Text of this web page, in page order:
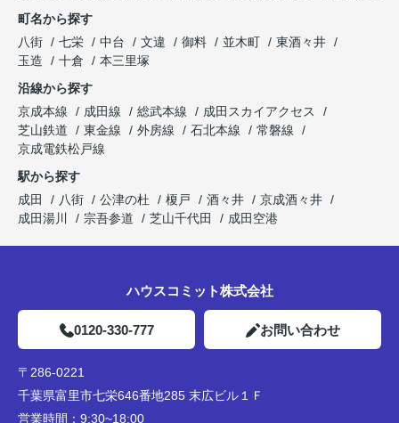
町名から探す
八街
七栄 中台 文違 御料 並木町
東酒々井
玉造
十倉
本三里塚
沿線から探す
京成本線
成田線 総武本線
成田スカイアクセス
芝山鉄道
東金線 外房線 石北本線
常磐線
京成電鉄松戸線
駅から探す
成田
八街 公津の杜 榎戸 酒々井
京成酒々井
成田湯川
宗吾参道 芝山千代田 成田空港
ハウスコミット株式会社
0120-330-777 お問い合わせ
〒286-0221
千葉県富里市七栄646番地285 末広ビル１Ｆ
営業時間： 9:30~18:00